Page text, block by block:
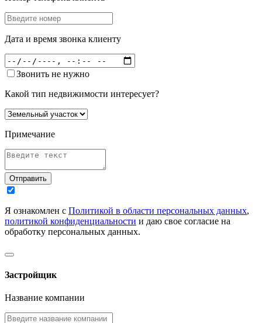
Дата и время звонка клиенту
Звонить не нужно
Какой тип недвижимости интересует?
Примечание
Отправить
Я ознакомлен с Политикой в области персональных данных,
политикой конфиденциальности и даю свое согласие на
обработку персональных данных.
Застройщик
Название компании